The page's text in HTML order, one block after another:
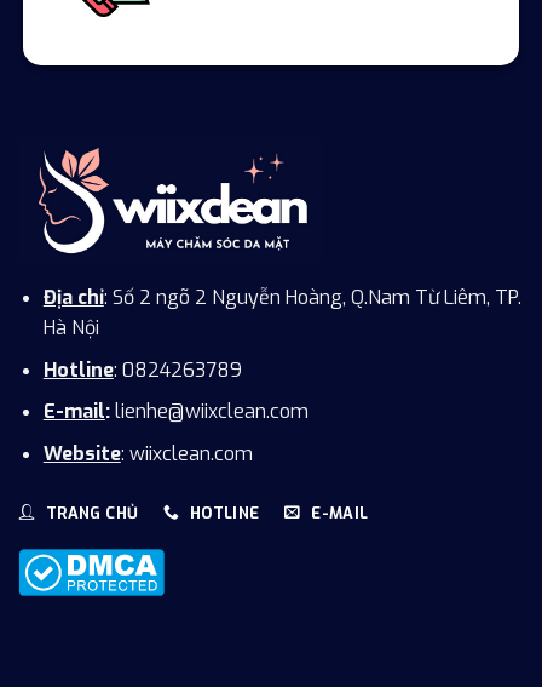
Địa chỉ: Số 2 ngõ 2 Nguyễn Hoàng, Q.Nam Từ Liêm, TP.
Hà Nội
Hotline: 0824263789
E-mail: lienhe@wiixclean.com
Website: wiixclean.com
TRANG CHỦ HOTLINE E-MAIL